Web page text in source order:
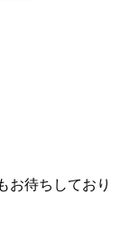
お待ちしており